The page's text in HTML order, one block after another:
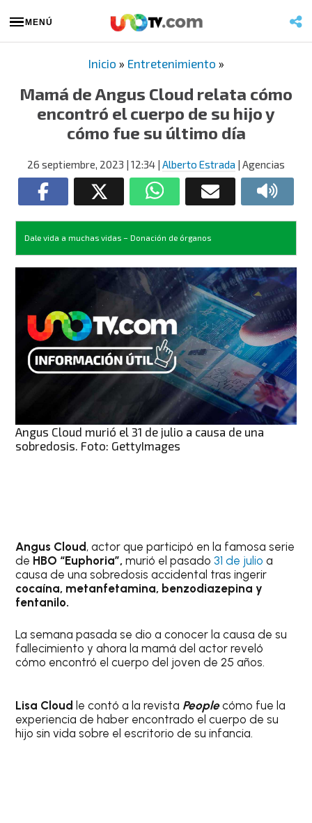
MENÚ
Inicio » Entretenimiento »
Mamá de Angus Cloud relata cómo
encontró el cuerpo de su hijo y
cómo fue su último día
26 septiembre, 2023 | 12:34 | Alberto Estrada | Agencias
Dale vida a muchas vidas – Donación de órganos
Angus Cloud murió el 31 de julio a causa de una
sobredosis. Foto: GettyImages
Angus Cloud , actor que participó en la famosa serie
de HBO “Euphoria”, murió el pasado31 de julio a
causa de una sobredosis accidental tras ingerir
cocaína, metanfetamina, benzodiazepina y
fentanilo.
La semana pasada se dio a conocer la causa de su
fallecimiento y ahora la mamá del actor reveló
cómo encontró el cuerpo del joven de 25 años.
Lisa Cloud le contó a la revista Peoplecómo fue la
experiencia de haber encontrado el cuerpo de su
hijo sin vida sobre el escritorio de su infancia.